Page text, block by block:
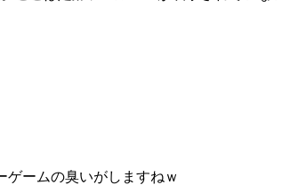
ゲームの臭いがしますねｗ